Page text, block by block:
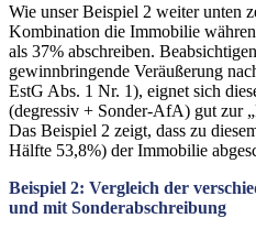
Wie unser Beispiel 2 weiter unten
Kombination die Immobilie
als 37% abschreiben.
gewinnbringende Veräußerung
EstG Abs. 1 Nr. 1), eignet sich
(degressiv + Sonder-AfA) gut zur
Das Beispiel 2 zeigt, dass zu
Hälfte 53,8%) der Immobilie
Beispiel 2: Vergleich der
und mit Sonderabschreibung